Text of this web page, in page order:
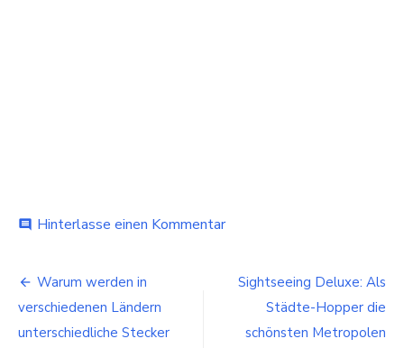
comment Hinterlasse einen Kommentarbei
eine
Reise
Baltikum
Beitragsnavigation
Warum werden in
verschiedenen Ländern
unterschiedliche Stecker
Sightseeing Deluxe: Als
Städte-Hopper die
schönsten Metropolen